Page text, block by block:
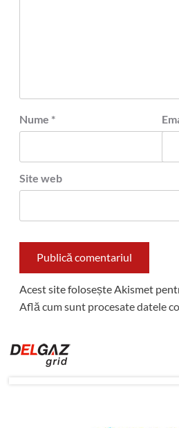
Nume *
Site web
Acest site folosește Akismet
Află cum sunt procesate datele